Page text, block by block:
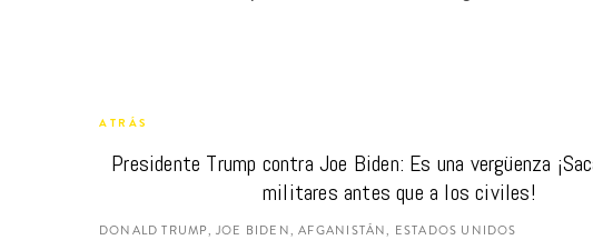
ATRÁS
Presidente Trump contra Joe Biden: Es una vergüenza
militares antes que a los civiles!
DONALD TRUMP, JOE BIDEN, AFGANISTÁN, ESTADOS UNIDOS